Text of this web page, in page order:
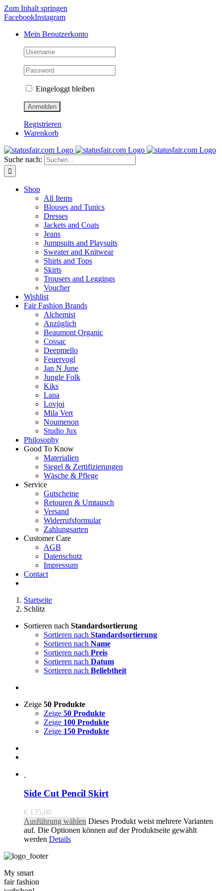
Zum Inhalt springen
FacebookInstagram
Mein Benutzerkonto
Eingeloggt bleiben
Registrieren
Warenkorb
Suche nach:
Shop
All Items
Blouses and Tunics
Dresses
Jackets and Coats
Jeans
Jumpsuits and Playsuits
Sweater and Knitwear
Shirts and Tops
Skirts
Trousers and Leggings
Voucher
Wishlist
Fair Fashion Brands
Alchemist
Anzüglich
Beaumont Organic
Cossac
Deepmello
Feuervogl
Jan N June
Jungle Folk
Kiks
Lana
Lovjoi
Mila Vert
Noumenon
Studio Jux
Philosophy
Good To Know
Materialien
Siegel & Zertifizierungen
Wäsche & Pflege
Service
Gutscheine
Retouren & Umtausch
Versand
Widerrufsformular
Zahlungsarten
Customer Care
AGB
Datenschutz
Impressum
Contact
Startseite
Schlitz
Sortieren nach Standardsortierung
Sortieren nach Standardsortierung
Sortieren nach Name
Sortieren nach Preis
Sortieren nach Datum
Sortieren nach Beliebtheit
Zeige 50 Produkte
Zeige 50 Produkte
Zeige 100 Produkte
Zeige 150 Produkte
Side Cut Pencil Skirt
€ 135,00
Ausführung wählen Dieses Produkt weist mehrere Varianten
auf. Die Optionen können auf der Produktseite gewählt
werden Details
My smart
fair fashion